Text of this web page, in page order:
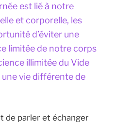
est lié à notre
et corporelle, les
d’éviter une
limitée de notre corps
illimitée du Vide
vie différente de
de parler et échanger